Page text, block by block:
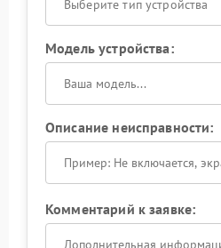
Выберите тип устройства
Модель устройства:
Описание неисправности:
Комментарий к заявке: